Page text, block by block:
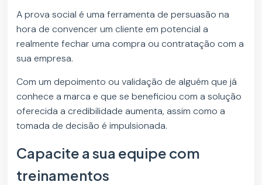
A prova social é uma ferramenta de persuasão na
hora de convencer um cliente em potencial a
realmente fechar uma compra ou contratação com a
sua empresa.
Com um depoimento ou validação de alguém que já
conhece a marca e que se beneficiou com a solução
oferecida a credibilidade aumenta, assim como a
tomada de decisão é impulsionada.
Capacite a sua equipe com
treinamentos